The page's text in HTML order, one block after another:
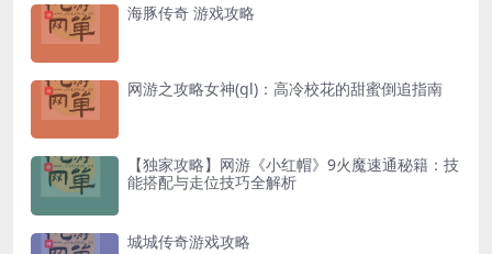
海豚传奇 游戏攻略
网游之攻略女神(gl)：高冷校花的甜蜜倒追指南
【独家攻略】网游《小红帽》9火魔速通秘籍：技
能搭配与走位技巧全解析
城城传奇游戏攻略